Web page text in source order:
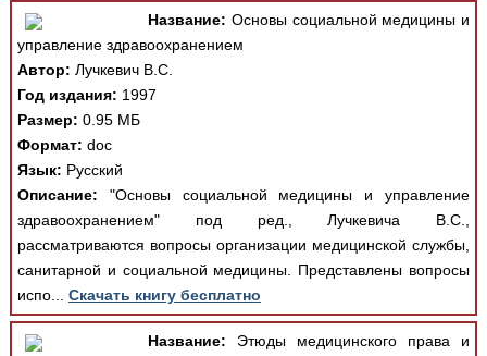
Название: Основы социальной медицины и
управление здравоохранением
Автор: Лучкевич В.С.
Год издания: 1997
Размер: 0.95 МБ
Формат: doc
Язык: Русский
Описание: "Основы социальной медицины и управление
здравоохранением" под ред., Лучкевича В.С.,
рассматриваются вопросы организации медицинской службы,
санитарной и социальной медицины. Представлены вопросы
испо... Скачать книгу бесплатно
Название: Этюды медицинского права и